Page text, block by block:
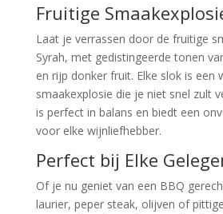
Fruitige
Laat je verrassen door de fruitige
Syrah, met gedistingeerde tonen
en rijp donker fruit. Elke slok is een
smaakexplosie die je niet snel zult
is perfect in balans en biedt een
voor elke wijnliefhebber.
Perfect bij Elke
Of je nu geniet van een BBQ
laurier, peper steak, olijven of